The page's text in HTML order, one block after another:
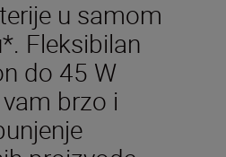
u samom
Fleksibilan
do 45 W
brzo i